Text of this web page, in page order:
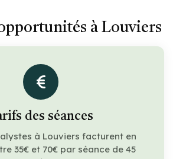
à Louviers
des séances
à Louviers facturent en
35€ et 70€ par séance de 45